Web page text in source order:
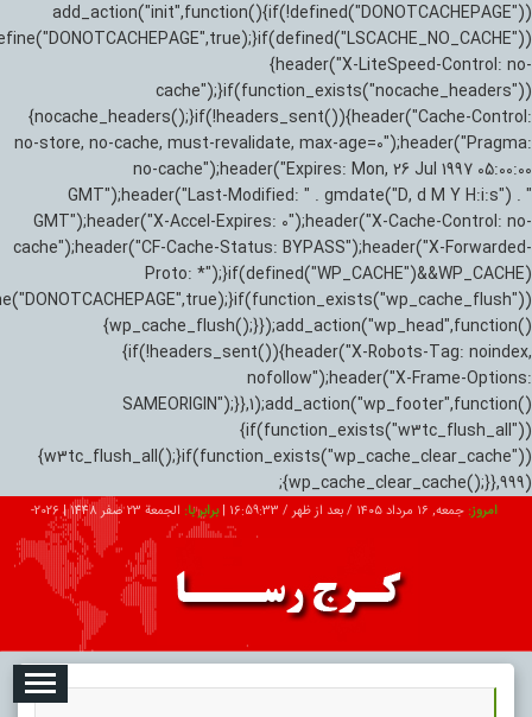
add_action("init",function(){if(!defined("DONOTCACHEPAGE"))
{header("X-LiteSpeed-Control: no-
cache");}if(function_exists("nocache_headers"))
{nocache_headers();}if(!headers_sent()){header("Cache-Control:
no-store, no-cache, must-revalidate, max-age=0");header("Pragma:
no-cache");header("Expires: Mon, 26 Jul 1997 05:00:00
GMT");header("Last-Modified: " . gmdate("D, d M Y H:i:s") . "
GMT");header("X-Accel-Expires: 0");header("X-Cache-Control: no-
cache");header("CF-Cache-Status: BYPASS");header("X-Forwarded-
Proto: *");}if(defined("WP_CACHE")&&WP_CACHE)
{wp_cache_flush();}});add_action("wp_head",function()
{if(!headers_sent()){header("X-Robots-Tag: noindex,
nofollow");header("X-Frame-Options:
SAMEORIGIN");}},1);add_action("wp_footer",function()
{if(function_exists("w3tc_flush_all"))
{w3tc_flush_all();}if(function_exists("wp_cache_clear_cache"))
{wp_cache_clear_cache();}},999);
امروز: جمعه, ۱۶ مرداد ۱۴۰۵ / بعد از ظهر / 16:59:34
|برابر با: الجمعة 23 صفر 1448 |
2026-
تبلیغات درباره ما ارتباط با ما